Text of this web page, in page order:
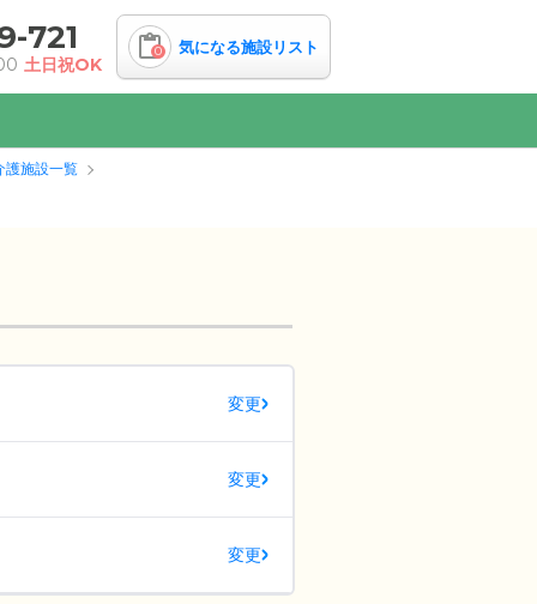
721
土日祝OK
0 気になる施設リスト
護施設一覧
変更
変更
変更